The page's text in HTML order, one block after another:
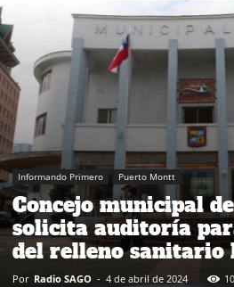
Informando Primero Puerto Montt
Concejo municipal
solicita auditoría
del relleno sanitario
Por Radio SAGO - 4 de abril de 2024